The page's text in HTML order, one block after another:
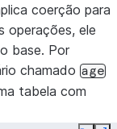
coerção para
operações, ele
base. Por
chamado age
tabela com